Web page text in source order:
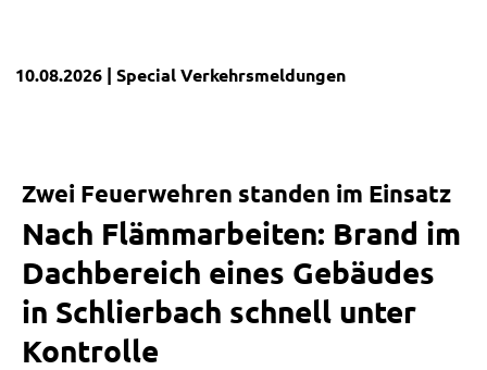
10.08.2026 | SpecialVerkehrsmeldungen
Zwei Feuerwehren standen im Einsatz
Nach Flämmarbeiten: Brand im
Dachbereich eines Gebäudes
in Schlierbach schnell unter
Kontrolle